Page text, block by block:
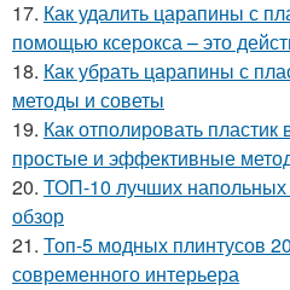
17. Как удалить царапины с
помощью ксерокса – это
18. Как убрать царапины с
методы и советы
19. Как отполировать
простые и эффективные
20. ТОП-10 лучших напольных
обзор
21. Топ-5 модных плинтусов
современного интерьера